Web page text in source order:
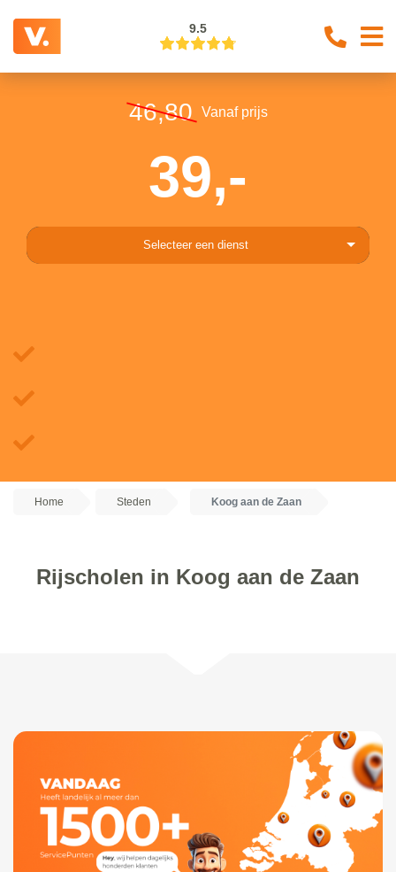
9.5
46,80 Vanaf prijs
39,-
Selecteer een dienst
Home Steden Koog aan de Zaan
Rijscholen in Koog aan de Zaan